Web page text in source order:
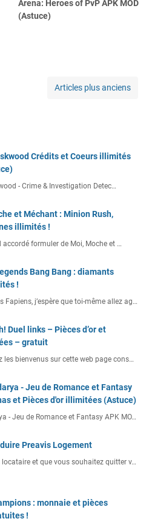
Arena: Heroes of PvP APK MOD
(Astuce)
Articles plus anciens
Crédits et Coeurs illimités
- Crime & Investigation Detec…
et Méchant : Minion Rush,
illimités !
accordé formuler de Moi, Moche et …
Bang Bang : diamants
!
Fapiens, j’espère que toi-même allez ag…
Duel links – Pièces d’or et
– gratuit
les bienvenus sur cette web page cons…
- Jeu de Romance et Fantasy
et Pièces d'or illimitées (Astuce)
- Jeu de Romance et Fantasy APK MO…
Preavis Logement
locataire et que vous souhaitez quitter v…
: monnaie et pièces
!